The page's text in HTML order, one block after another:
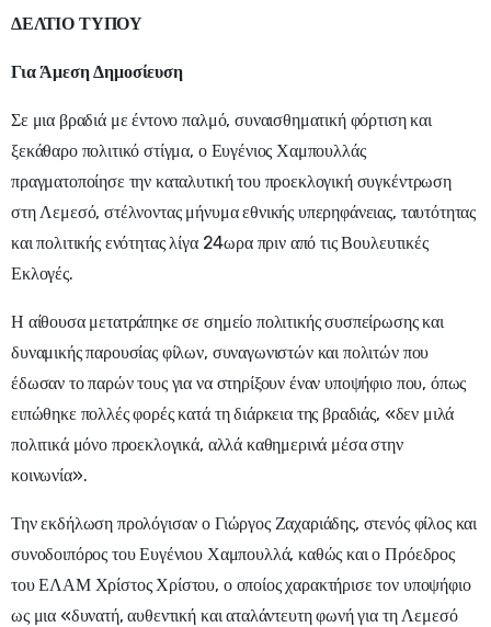
ΔΕΛΤΙΟ ΤΥΠΟΥ
Για Άμεση Δημοσίευση
Σε μια βραδιά με έντονο παλμό, συναισθηματική φόρτιση και
ξεκάθαρο πολιτικό στίγμα, ο Ευγένιος Χαμπουλλάς
πραγματοποίησε την καταλυτική του προεκλογική συγκέντρωση
στη Λεμεσό, στέλνοντας μήνυμα εθνικής υπερηφάνειας, ταυτότητας
και πολιτικής ενότητας λίγα 24ωρα πριν από τις Βουλευτικές
Εκλογές.
Η αίθουσα μετατράπηκε σε σημείο πολιτικής συσπείρωσης και
δυναμικής παρουσίας φίλων, συναγωνιστών και πολιτών που
έδωσαν το παρών τους για να στηρίξουν έναν υποψήφιο που, όπως
ειπώθηκε πολλές φορές κατά τη διάρκεια της βραδιάς, «δεν μιλά
πολιτικά μόνο προεκλογικά, αλλά καθημερινά μέσα στην
κοινωνία».
Την εκδήλωση προλόγισαν ο Γιώργος Ζαχαριάδης, στενός φίλος και
συνοδοιπόρος του Ευγένιου Χαμπουλλά, καθώς και ο Πρόεδρος
του ΕΛΑΜ Χρίστος Χρίστου, ο οποίος χαρακτήρισε τον υποψήφιο
ως μια «δυνατή, αυθεντική και αταλάντευτη φωνή για τη Λεμεσό